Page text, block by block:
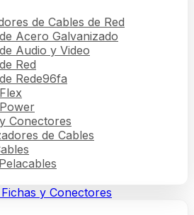
de Cables de Red
Acero Galvanizado
Audio y Video
Red
Rede96fa
Conectores
de Cables
y Conectores